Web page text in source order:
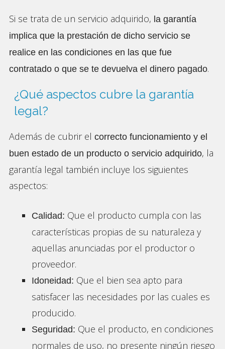
Si se trata de un servicio adquirido, la garantía
implica que la prestación de dicho servicio se
realice en las condiciones en las que fue
contratado o que se te devuelva el dinero pagado.
¿Qué aspectos cubre la garantía
legal?
Además de cubrir el correcto funcionamiento y el
buen estado de un producto o servicio adquirido, la
garantía legal también incluye los siguientes
aspectos:
Calidad: Que el producto cumpla con las
características propias de su naturaleza y
aquellas anunciadas por el productor o
proveedor.
Idoneidad: Que el bien sea apto para
satisfacer las necesidades por las cuales es
producido.
Seguridad: Que el producto, en condiciones
normales de uso, no presente ningún riesgo